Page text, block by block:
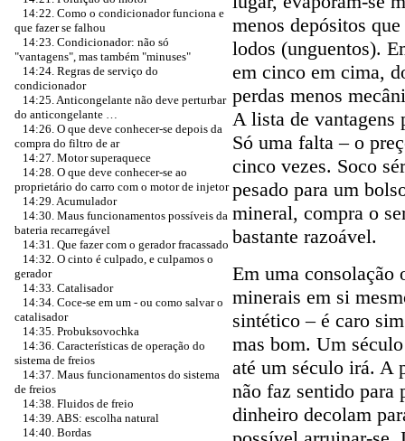
14:22. Como o condicionador funciona e
que fazer se falhou
14:23. Condicionador: não só
"vantagens", mas também "minuses"
14:24. Regras de serviço do
condicionador
14:25. Anticongelante não deve perturbar
do anticongelante …
14:26. O que deve conhecer-se depois da
compra do filtro de ar
14:27. Motor superaquece
14:28. O que deve conhecer-se ao
proprietário do carro com o motor de injetor
14:29. Acumulador
14:30. Maus funcionamentos possíveis da
bateria recarregável
14:31. Que fazer com o gerador fracassado
14:32. O cinto é culpado, e culpamos o
gerador
14:33. Catalisador
14:34. Coce-se em um - ou como salvar o
catalisador
14:35. Probuksovochka
14:36. Características de operação do
sistema de freios
14:37. Maus funcionamentos do sistema
de freios
14:38. Fluidos de freio
14:39. ABS: escolha natural
14:40. Bordas
menos depósitos
lodos (unguentos).
em cinco em cima,
perdas menos
A lista de vantagens
Só uma falta – o
cinco vezes. Soco
pesado para um
mineral, compra o
bastante razoável.
Em uma consolação
minerais em si
sintético – é caro
mas bom. Um
até um século irá. A
não faz sentido para
dinheiro decolam